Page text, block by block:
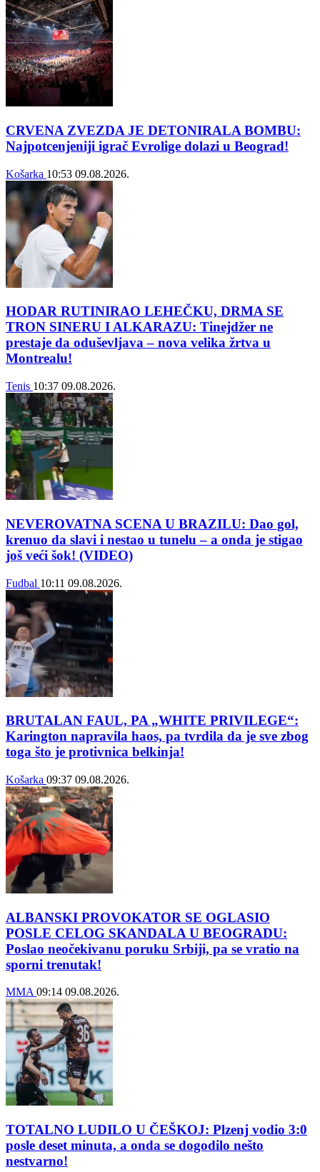
CRVENA ZVEZDA JE DETONIRALA BOMBU:
Najpotcenjeniji igrač Evrolige dolazi u Beograd!
Košarka 10:53 09.08.2026.
HODAR RUTINIRAO LEHEČKU, DRMA SE
TRON SINERU I ALKARAZU: Tinejdžer ne
prestaje da oduševljava – nova velika žrtva u
Montrealu!
Tenis 10:37 09.08.2026.
NEVEROVATNA SCENA U BRAZILU: Dao gol,
krenuo da slavi i nestao u tunelu – a onda je stigao
još veći šok! (VIDEO)
Fudbal 10:11 09.08.2026.
BRUTALAN FAUL, PA „WHITE PRIVILEGE“:
Karington napravila haos, pa tvrdila da je sve zbog
toga što je protivnica belkinja!
Košarka 09:37 09.08.2026.
ALBANSKI PROVOKATOR SE OGLASIO
POSLE CELOG SKANDALA U BEOGRADU:
Poslao neočekivanu poruku Srbiji, pa se vratio na
sporni trenutak!
MMA09:14 09.08.2026.
TOTALNO LUDILO U ČEŠKOJ: Plzenj vodio 3:0
posle deset minuta, a onda se dogodilo nešto
nestvarno!